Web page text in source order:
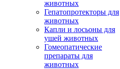
животных
Гепатопротекторы для
животных
Капли и лосьоны для
ушей животных
Гомеопатические
препараты для
животных